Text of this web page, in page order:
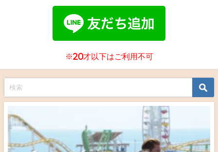
※20才以下はご利用不可